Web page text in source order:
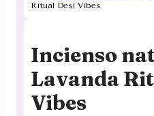
Ritual Desi Vibes
Incienso
Lavanda
Vibes